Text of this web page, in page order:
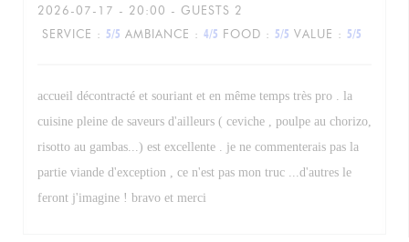
2026-07-17 - 20:00 - GUESTS 2
SERVICE : 5/5 AMBIANCE : 4/5 FOOD : 5/5 VALUE : 5/5
accueil décontracté et souriant et en même temps très pro . la
cuisine pleine de saveurs d'ailleurs ( ceviche , poulpe au chorizo,
risotto au gambas...) est excellente . je ne commenterais pas la
partie viande d'exception , ce n'est pas mon truc ...d'autres le
feront j'imagine ! bravo et merci